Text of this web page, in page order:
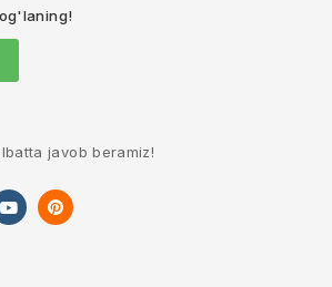
javob beramiz!